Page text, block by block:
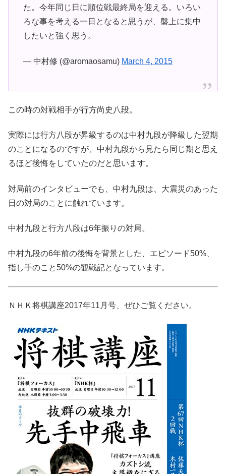
た。今年同じ日に順位戦最終局を迎える。いろい
ろな事を考える一日となると思うが、盤上に集中
したいと強く思う。
— 中村修 (@aromaosamu) March 4, 2015
この時の対戦相手が行方尚史八段。
実際には行方八段が昇級するのは中村九段が降級した翌期
のことになるのですが、中村九段から見たら同じ期と思え
るほど後悔をしていたのだと思います。
対局前のインタビューでも、中村九段は、大震災のあった
日の対局のことに触れています。
中村九段と行方八段は6年振りの対局。
中村九段の6年前の後悔を背景とした、エピソード50%、
指し手のこと50%の観戦記となっています。
ＮＨＫ将棋講座2017年11月号、ぜひご覧ください。